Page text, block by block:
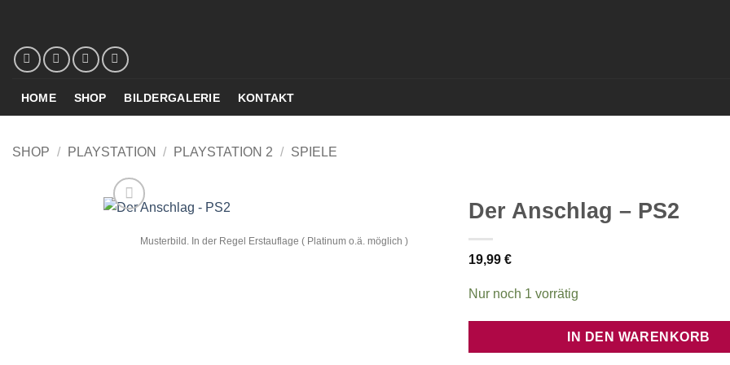
springen
HOME SHOP BILDERGALERIE KONTAKT
SHOP / PLAYSTATION / PLAYSTATION 2 / SPIELE
Musterbild. In der Regel Erstauflage ( Platinum o.ä. möglich )
Der Anschlag – PS2
19,99 €
Nur noch 1 vorrätig
IN DEN WARENKORB